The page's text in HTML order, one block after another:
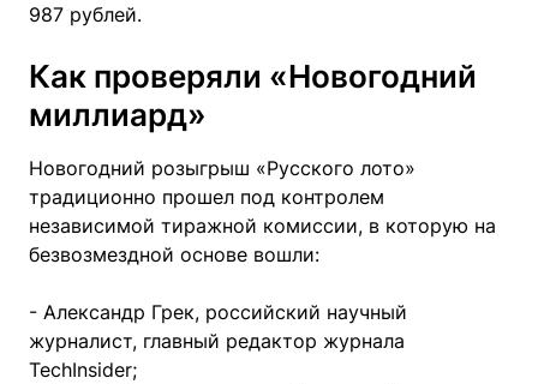
987 рублей.
Как проверяли «Новогодний
миллиард»
Новогодний розыгрыш «Русского лото»
традиционно прошел под контролем
независимой тиражной комиссии, в которую на
безвозмездной основе вошли:
- Александр Грек, российский научный
журналист, главный редактор журнала
TechInsider;